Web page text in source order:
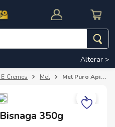
Alterar >
Cremes Mel Mel Puro Apis Vida Bisnaga 350g
350g